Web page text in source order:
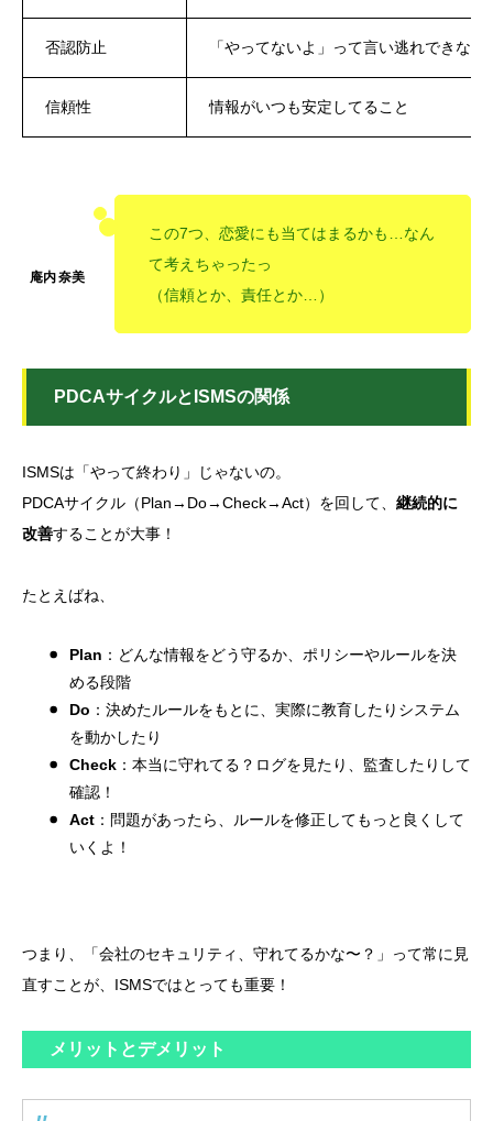
否認防止 「やってないよ」って言い逃れできない
信頼性 情報がいつも安定してること
この7つ、恋愛にも当てはまるかも…なん
て考えちゃったっ
（信頼とか、責任とか…）
PDCAサイクルとISMSの関係
ISMSは「やって終わり」じゃないの。
PDCAサイクル（Plan→Do→Check→Act）を回して、 継続的に
改善することが大事！
たとえばね、
Plan ：どんな情報をどう守るか、ポリシーやルールを決
める段階
Do ：決めたルールをもとに、実際に教育したりシステム
を動かしたり
Check：本当に守れてる？ログを見たり、監査したりして
確認！
Act：問題があったら、ルールを修正してもっと良くして
いくよ！
つまり、「会社のセキュリティ、守れてるかな〜？」って常に見
直すことが、ISMSではとっても重要！
メリットとデメリット